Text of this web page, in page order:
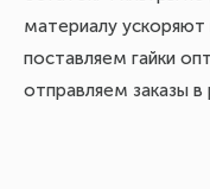
материалу
поставляем гайки
отправляем заказы